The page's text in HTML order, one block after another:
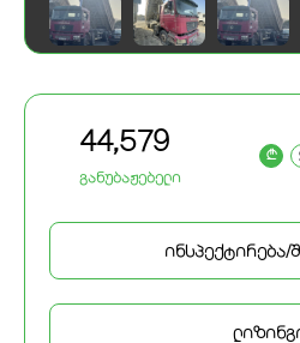
44,579
განუბაჟებელი
a
ინსპექტირება/